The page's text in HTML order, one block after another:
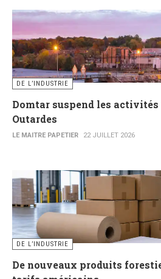
DE L’INDUSTRIE
Domtar suspend les activités
Outardes
LE MAITRE PAPETIER 22 JUILLET 2026
DE L’INDUSTRIE
De nouveaux produits